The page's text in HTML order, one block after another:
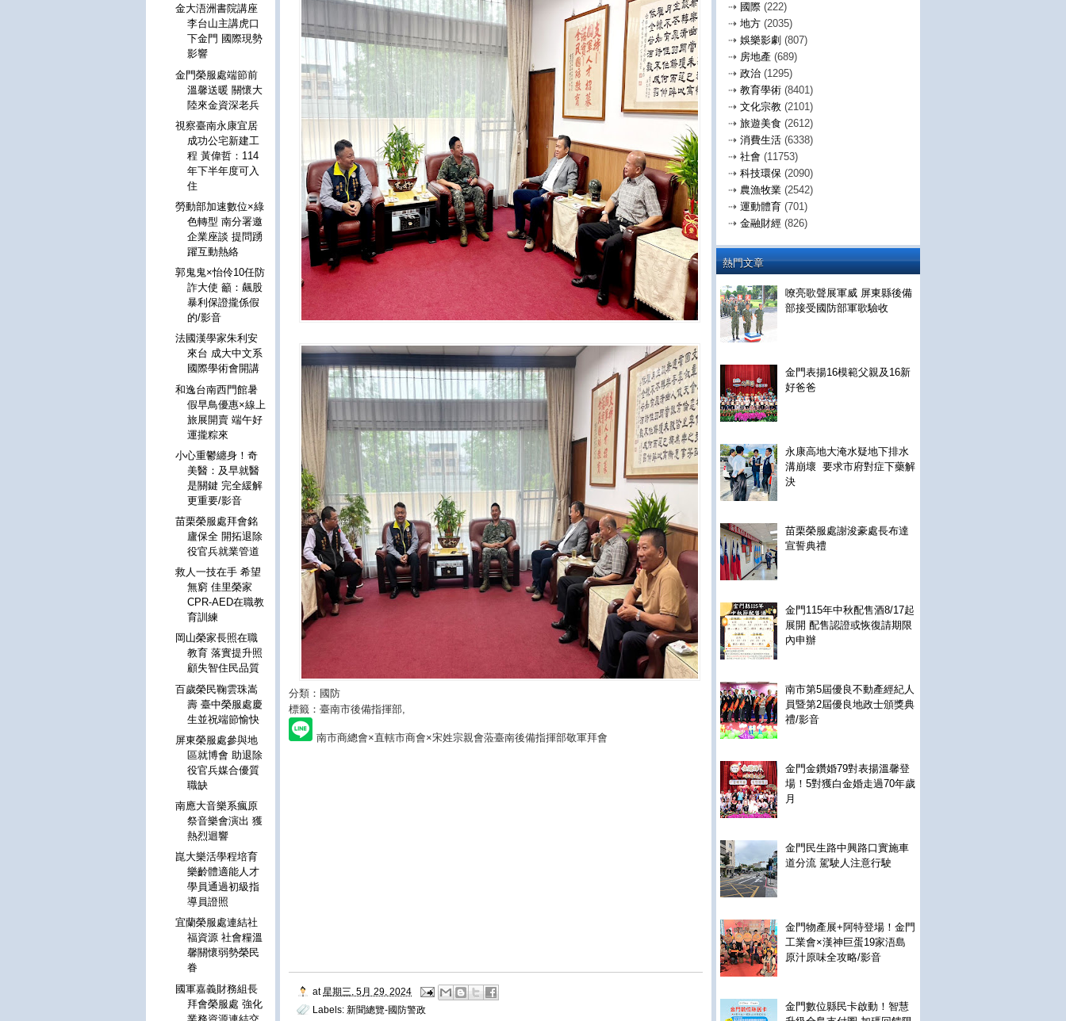
⇢ 國際 (222)
⇢ 地方 (2035)
⇢ 娛樂影劇 (807)
⇢ 房地產 (689)
⇢ 政治 (1295)
⇢ 教育學術 (8401)
⇢ 文化宗教 (2101)
⇢ 旅遊美食 (2612)
⇢ 消費生活 (6338)
⇢ 社會 (11753)
⇢ 科技環保 (2090)
⇢ 農漁牧業 (2542)
⇢ 運動體育 (701)
⇢ 金融財經 (826)
熱門文章
嘹亮歌聲展軍威 屏東縣後備
部接受國防部軍歌驗收
金門表揚16模範父親及16新
好爸爸
永康高地大淹水疑地下排水
溝崩壞 要求市府對症下藥解
決
苗栗榮服處謝浚豪處長布達
宣誓典禮
金門115年中秋配售酒8/17起
展開 配售認證或恢復請期限
內申辦
南市第5屆優良不動產經紀人
員暨第2屆優良地政士頒獎典
禮/影音
金門金鑽婚79對表揚溫馨登
場！5對獲白金婚走過70年歲
月
金門民生路中興路口實施車
道分流 駕駛人注意行駛
金門物產展+阿特登場！金門
工業會×漢神巨蛋19家浯島
原汁原味全攻略/影音
金門數位縣民卡啟動！智慧
分類：國防
標籤：臺南市後備指揮部
南市商總會×直轄市商會×宋姓宗親會蒞臺南後備指揮部敬軍拜會
at 星期三, 5月 29, 2024
Labels: 新聞總覽-國防警政
金大浯洲書院講座
李台山主講虎口
下金門 國際現勢
影響
金門榮服處端節前
溫馨送暖 關懷大
陸來金資深老兵
視察臺南永康宜居
成功公宅新建工
程 黃偉哲：114
年下半年度可入
住
勞動部加速數位×綠
色轉型 南分署邀
企業座談 提問踴
躍互動熱絡
郭鬼鬼×怡伶10任防
詐大使 籲：飆股
暴利保證攏係假
的/影音
法國漢學家朱利安
來台 成大中文系
國際學術會開講
和逸台南西門館暑
假早鳥優惠×線上
旅展開賣 端午好
運攏粽來
小心重鬱纏身！奇
美醫：及早就醫
是關鍵 完全緩解
更重要/影音
苗栗榮服處拜會銘
廬保全 開拓退除
役官兵就業管道
救人一技在手 希望
無窮 佳里榮家
CPR-AED在職教
育訓練
岡山榮家長照在職
教育 落實提升照
顧失智住民品質
百歲榮民鞠雲珠嵩
壽 臺中榮服處慶
生並祝端節愉快
屏東榮服處參與地
區就博會 助退除
役官兵媒合優質
職缺
南應大音樂系瘋原
祭音樂會演出 獲
熱烈迴響
崑大樂活學程培育
樂齡體適能人才
學員通過初級指
導員證照
宜蘭榮服處連結社
福資源 社會糧溫
馨關懷弱勢榮民
眷
國軍嘉義財務組長
拜會榮服處 強化